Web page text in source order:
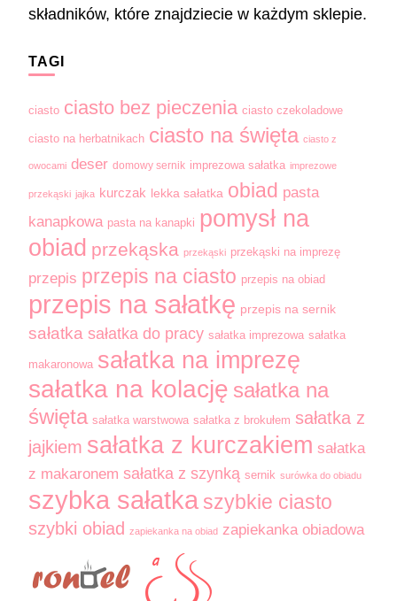
składników, które znajdziecie w każdym sklepie.
TAGI
ciasto ciasto bez pieczenia ciasto czekoladowe
ciasto na herbatnikach ciasto na święta ciasto z
owocami deser domowy sernik imprezowa sałatka imprezowe
przekąski jajka kurczak lekka sałatka obiad pasta
kanapkowa pasta na kanapki pomysł na
obiad przekąska przekąski przekąski na imprezę
przepis przepis na ciasto przepis na obiad
przepis na sałatkę przepis na sernik
sałatka sałatka do pracy sałatka imprezowa sałatka
makaronowa sałatka na imprezę
sałatka na kolację sałatka na
święta sałatka warstwowa sałatka z brokułem sałatka z
jajkiem sałatka z kurczakiem sałatka
z makaronem sałatka z szynką sernik surówka do obiadu
szybka sałatka szybkie ciasto
szybki obiad zapiekanka na obiad zapiekanka obiadowa